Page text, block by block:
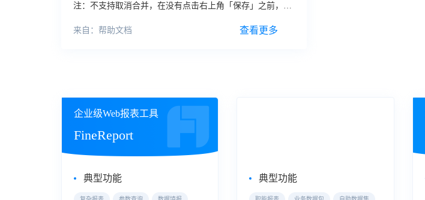
注：不支持取消合并，在没有点击右上角「保存」之前，可
地图 中有 可编辑
来自：帮助文档 查看更多
企业级Web报表工具
FineReport
典型功能 典型功能